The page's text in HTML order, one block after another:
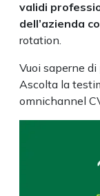
validi
dell’azienda
rotation.
Vuoi saperne
Ascolta la
omnichannel